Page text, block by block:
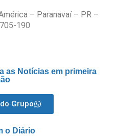
– Paranavaí – PR –
190
as Notícias em primeira
Grupo
o Diário